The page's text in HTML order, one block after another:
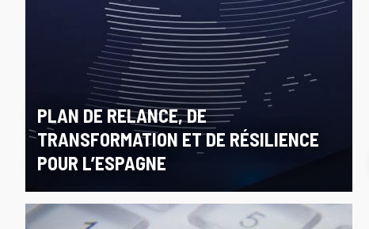
PLAN DE RELANCE, DE
TRANSFORMATION ET DE RÉSILIENCE
POUR L’ESPAGNE